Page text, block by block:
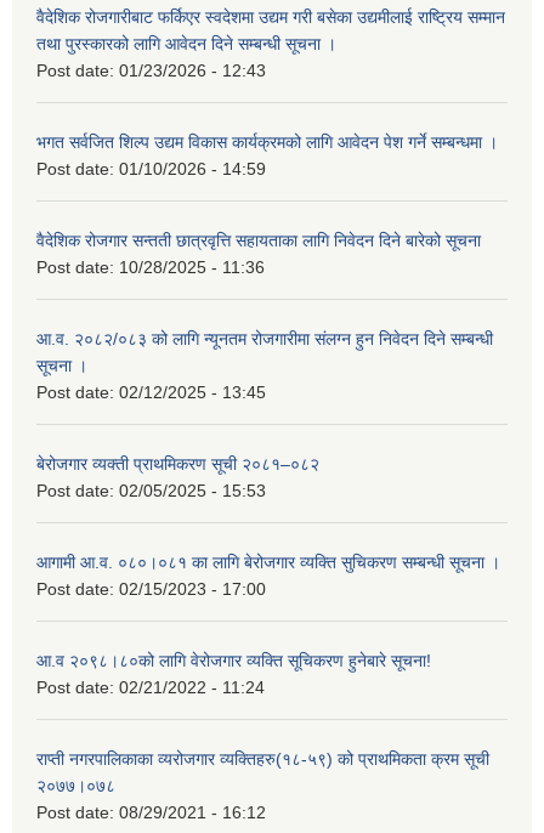
वैदेशिक रोजगारीबाट फर्किएर स्वदेशमा उद्यम गरी बसेका उद्यमीलाई राष्ट्रिय सम्मान
तथा पुरस्कारको लागि आवेदन दिने सम्बन्धी सूचना ।
Post date: 01/23/2026 - 12:43
भगत सर्वजित शिल्प उद्यम विकास कार्यक्रमको लागि आवेदन पेश गर्ने सम्बन्धमा ।
Post date: 01/10/2026 - 14:59
वैदेशिक रोजगार सन्तती छात्रवृत्ति सहायताका लागि निवेदन दिने बारेको सूचना
Post date: 10/28/2025 - 11:36
आ.व. २०८२/०८३ को लागि न्यूनतम रोजगारीमा संलग्न हुन निवेदन दिने सम्बन्धी
सूचना ।
Post date: 02/12/2025 - 13:45
बेरोजगार व्यक्ती प्राथमिकरण सूची २०८१–०८२
Post date: 02/05/2025 - 15:53
आगामी आ.व. ०८०।०८१ का लागि बेरोजगार व्यक्ति सुचिकरण सम्बन्धी सूचना ।
Post date: 02/15/2023 - 17:00
आ.व २०९८।८०को लागि वेरोजगार व्यक्ति सूचिकरण हुनेबारे सूचना!
Post date: 02/21/2022 - 11:24
राप्ती नगरपालिकाका व्यरोजगार व्यक्तिहरु(१८-५९) को प्राथमिकता क्रम सूची
२०७७।०७८
Post date: 08/29/2021 - 16:12